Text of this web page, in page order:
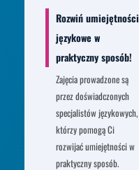
Rozwiń umiejętności
językowe w
praktyczny sposób!
Zajęcia prowadzone są
przez doświadczonych
specjalistów językowych,
którzy pomogą Ci
rozwijać umiejętności w
praktyczny sposób.